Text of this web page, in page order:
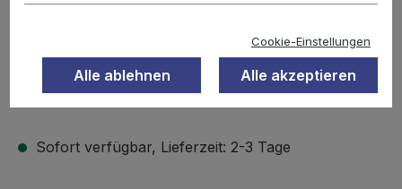
0.1 kg
Preise inkl. MwSt. zzgl. Versandkosten
Sofort verfügbar, Lieferzeit: 2-3 Tage
Cookie-Einstellungen
Alle ablehnen Alle akzeptieren